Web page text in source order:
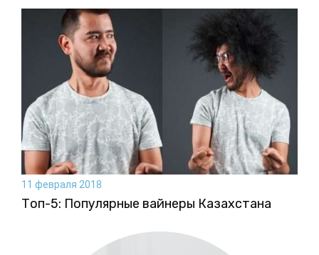
11 февраля 2018
Топ-5: Популярные вайнеры Казахстана